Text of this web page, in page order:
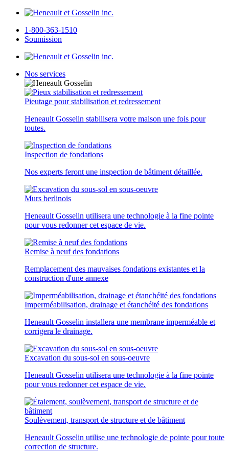
1-800-363-1510
Soumission
Nos services
Pieutage pour stabilisation et redressement
Heneault Gosselin stabilisera votre maison une fois pour
toutes.
Inspection de fondations
Nos experts feront une inspection de bâtiment détaillée.
Murs berlinois
Heneault Gosselin utilisera une technologie à la fine pointe
pour vous redonner cet espace de vie.
Remise à neuf des fondations
Remplacement des mauvaises fondations existantes et la
construction d'une annexe
Imperméabilisation, drainage et étanchéité des fondations
Heneault Gosselin installera une membrane imperméable et
corrigera le drainage.
Excavation du sous-sol en sous-oeuvre
Heneault Gosselin utilisera une technologie à la fine pointe
pour vous redonner cet espace de vie.
Soulèvement, transport de structure et de bâtiment
Heneault Gosselin utilise une technologie de pointe pour toute
correction de structure.